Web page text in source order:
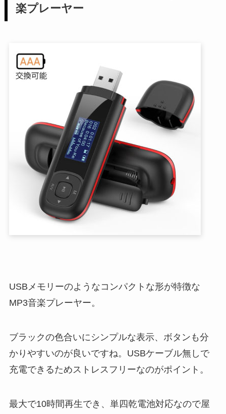
楽プレーヤー
USBメモリーのようなコンパクトな形が特徴な
MP3音楽プレーヤー。
ブラックの色合いにシンプルな表示、ボタンも分
かりやすいのが良いですね。USBケーブル無しで
充電できるためストレスフリーなのがポイント。
最大で10時間再生でき、単四乾電池対応なので屋